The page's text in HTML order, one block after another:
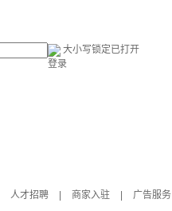
大小写锁定已打开
登录
人才招聘 商家入驻 广告服务